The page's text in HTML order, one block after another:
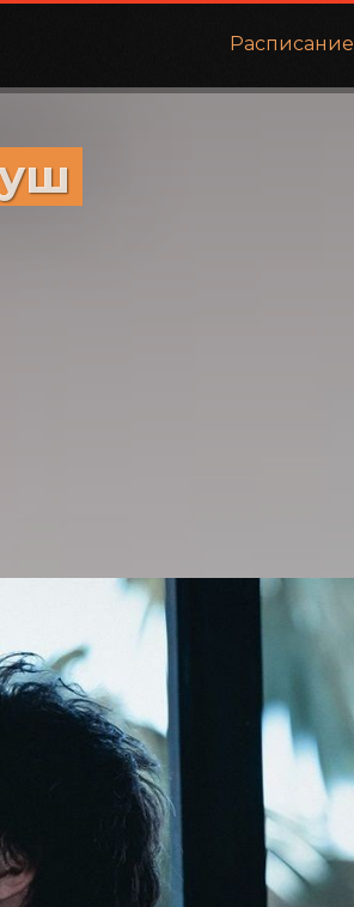
Расписание